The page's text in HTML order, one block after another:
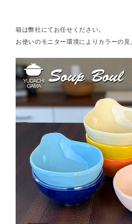
箱は弊社にてお任せください。
お使いのモニター環境によりカラーの見